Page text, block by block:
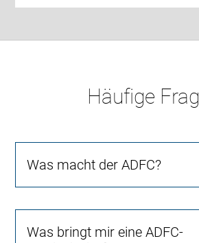
Häufige
Was macht der ADFC?
Was bringt mir eine ADFC-